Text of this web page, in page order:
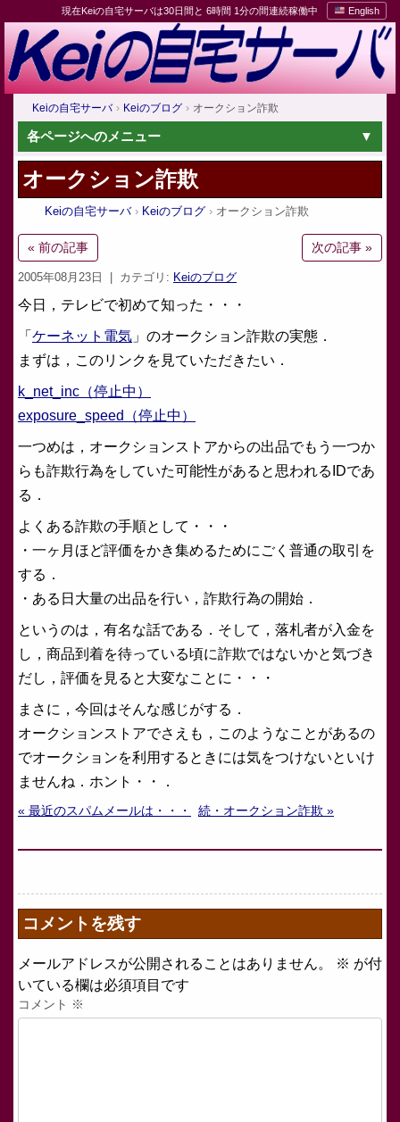
現在Keiの自宅サーバは30日間と 6時間 1分の間連続稼働中 English
Keiの自宅サーバ Keiのブログ オークション詐欺
各ページへのメニュー
オークション詐欺
Keiの自宅サーバ Keiのブログ オークション詐欺
« 前の記事 次の記事 »
2005年08月23日 | カテゴリ: Keiのブログ
今日，テレビで初めて知った・・・
「 ケーネット電気 」のオークション詐欺の実態．
まずは，このリンクを見ていただきたい．
k_net_inc（停止中）
exposure_speed（停止中）
一つめは，オークションストアからの出品でもう一つか
らも詐欺行為をしていた可能性があると思われるIDであ
る．
よくある詐欺の手順として・・・
・一ヶ月ほど評価をかき集めるためにごく普通の取引を
する．
・ある日大量の出品を行い，詐欺行為の開始．
というのは，有名な話である．そして，落札者が入金を
し，商品到着を待っている頃に詐欺ではないかと気づき
だし，評価を見ると大変なことに・・・
まさに，今回はそんな感じがする．
オークションストアでさえも，このようなことがあるの
でオークションを利用するときには気をつけないといけ
ませんね．ホント・・．
« 最近のスパムメールは・・・ 続・オークション詐欺 »
コメントを残す
メールアドレスが公開されることはありません。 ※ が付
いている欄は必須項目です
コメント ※